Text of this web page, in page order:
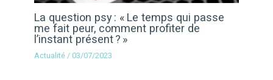
La question psy : « Le temps qui passe
me fait peur, comment profiter de
l’instant présent ? »
Actualité / 03/07/2023